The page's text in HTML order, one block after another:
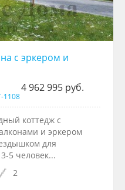
с эркером и
4 962 995 руб.
1108
коттедж с
и эркером
для
5 человек...
2